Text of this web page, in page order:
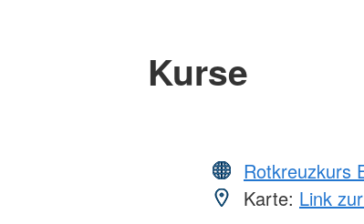
Kurse
Rotkreuzkurs
Karte: Link